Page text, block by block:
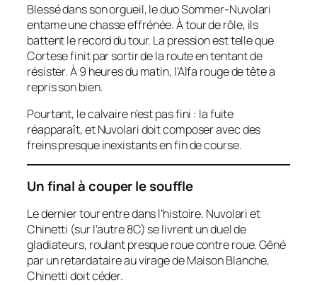
Blessé dans son orgueil, le duo Sommer-Nuvolari
entame une chasse effrénée. À tour de rôle, ils
battent le record du tour. La pression est telle que
Cortese finit par sortir de la route en tentant de
résister. À 9 heures du matin, l’Alfa rouge de tête a
repris son bien.
Pourtant, le calvaire n’est pas fini : la fuite
réapparaît, et Nuvolari doit composer avec des
freins presque inexistants en fin de course.
Un final à couper le souffle
Le dernier tour entre dans l’histoire. Nuvolari et
Chinetti (sur l’autre 8C) se livrent un duel de
gladiateurs, roulant presque roue contre roue. Gêné
par un retardataire au virage de Maison Blanche,
Chinetti doit céder.